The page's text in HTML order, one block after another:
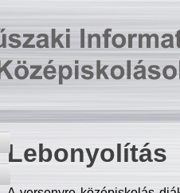
Lebonyolítás